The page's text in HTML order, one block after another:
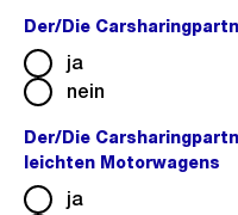
Der/Die
ja
nein
Der/Die
leichten Motorwagens
ja